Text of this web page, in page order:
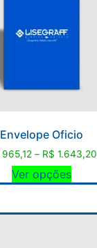
Envelope Oficio
965,12 – R$ 1.643,20
Ver opções